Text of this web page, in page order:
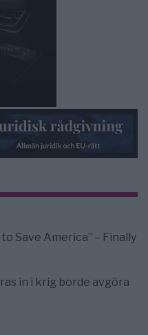
Save America” – Finally
in i krig borde avgöra